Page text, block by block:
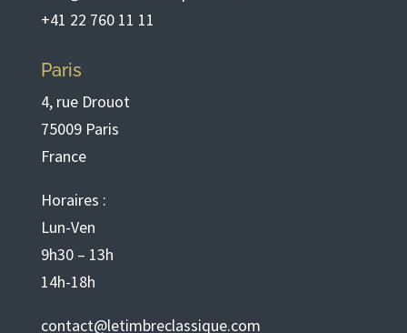
+41 22 760 11 11
Paris
4, rue Drouot
75009 Paris
France
Horaires :
Lun-Ven
9h30 – 13h
14h-18h
contact@letimbreclassique.com